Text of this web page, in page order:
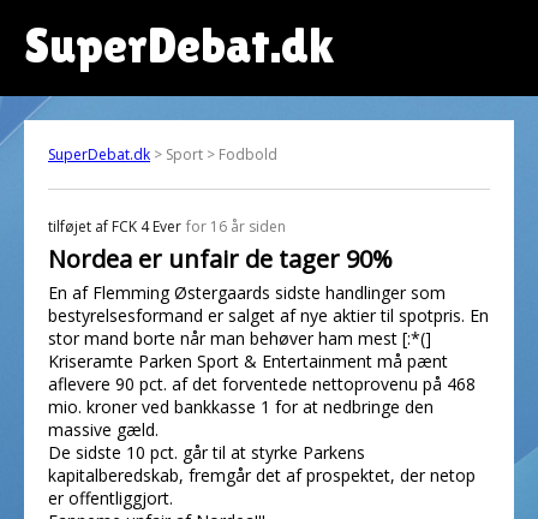
SuperDebat.dk
SuperDebat.dk > Sport > Fodbold
tilføjet af FCK 4 Ever for 16 år siden
Nordea er unfair de tager 90%
En af Flemming Østergaards sidste handlinger som
bestyrelsesformand er salget af nye aktier til spotpris. En
stor mand borte når man behøver ham mest [:*(]
Kriseramte Parken Sport & Entertainment må pænt
aflevere 90 pct. af det forventede nettoprovenu på 468
mio. kroner ved bankkasse 1 for at nedbringe den
massive gæld.
De sidste 10 pct. går til at styrke Parkens
kapitalberedskab, fremgår det af prospektet, der netop
er offentliggjort.